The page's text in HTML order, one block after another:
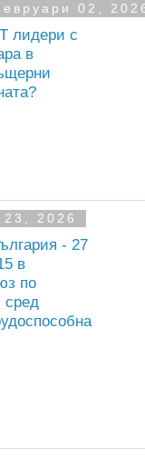
02,
лидери с
в
23, 2026
- 27
в
по
сред